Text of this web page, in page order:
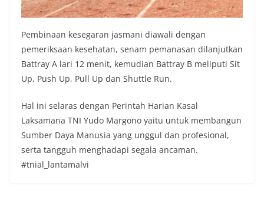
Pembinaan kesegaran jasmani diawali dengan
pemeriksaan kesehatan, senam pemanasan dilanjutkan
Battray A lari 12 menit, kemudian Battray B meliputi Sit
Up, Push Up, Pull Up dan Shuttle Run.
Hal ini selaras dengan Perintah Harian Kasal
Laksamana TNI Yudo Margono yaitu untuk membangun
Sumber Daya Manusia yang unggul dan profesional,
serta tangguh menghadapi segala ancaman.
#tnial_lantamalvi